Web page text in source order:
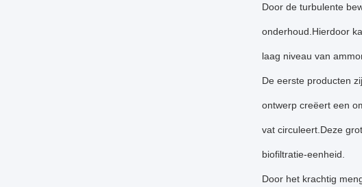
Door de turbulente
onderhoud.Hierdoor
laag niveau van
De eerste producten
ontwerp creëert een
vat circuleert.Deze
biofiltratie-eenheid.
Door het krachtig